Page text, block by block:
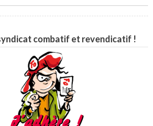
combatif et revendicatif !